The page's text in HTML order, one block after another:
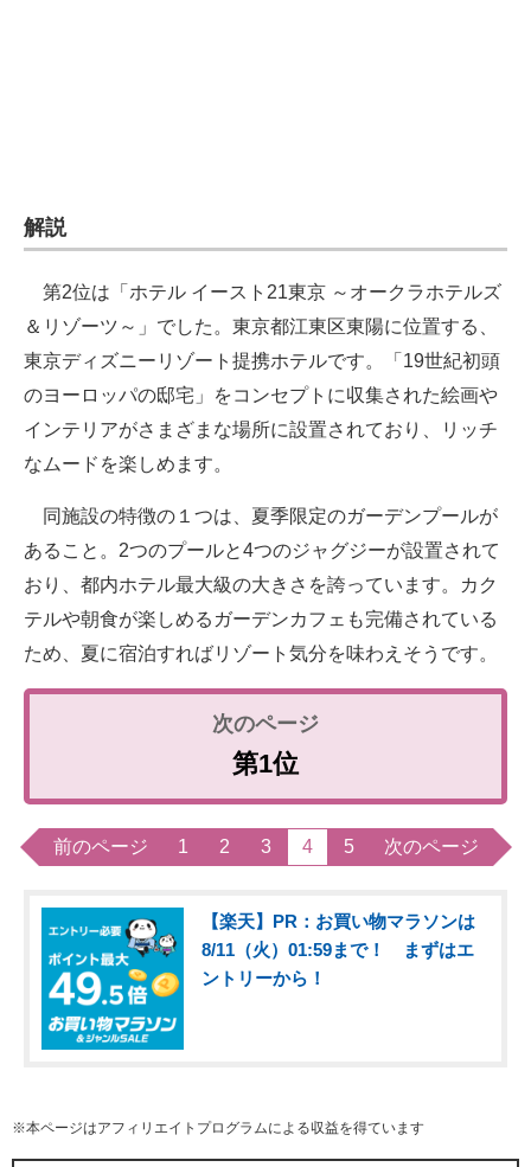
解説
第2位は「ホテル イースト21東京 ～オークラホテルズ
＆リゾーツ～」でした。東京都江東区東陽に位置する、
東京ディズニーリゾート提携ホテルです。「19世紀初頭
のヨーロッパの邸宅」をコンセプトに収集された絵画や
インテリアがさまざまな場所に設置されており、リッチ
なムードを楽しめます。
同施設の特徴の１つは、夏季限定のガーデンプールが
あること。2つのプールと4つのジャグジーが設置されて
おり、都内ホテル最大級の大きさを誇っています。カク
テルや朝食が楽しめるガーデンカフェも完備されている
ため、夏に宿泊すればリゾート気分を味わえそうです。
第1位
前のページ 1 2 3 4 5 次のページ
【楽天】PR：お買い物マラソンは
8/11（火）01:59まで！ まずはエ
ントリーから！
※本ページはアフィリエイトプログラムによる収益を得ています